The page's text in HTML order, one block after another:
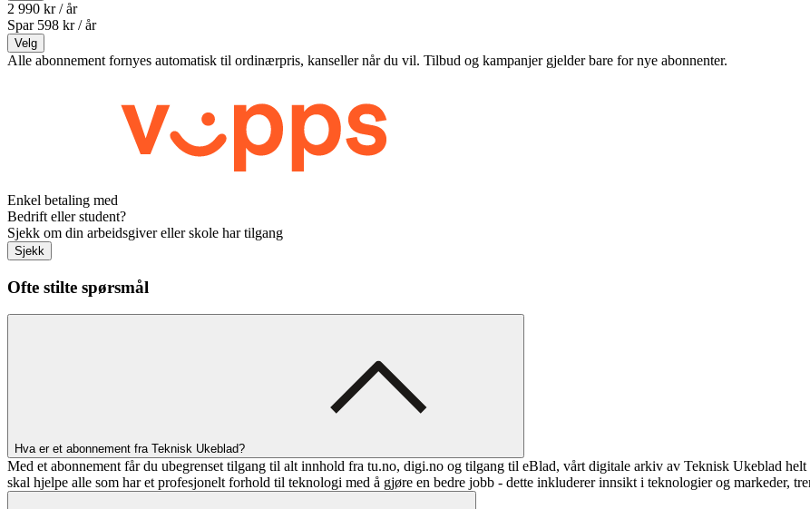
2 990 kr / år
Spar 598 kr /år
Velg
Alle abonnement fornyes automatisk til ordinærpris, kanseller når du vil. Tilbud og kampanjer gjelder bare for nye abonnenter.
Enkel betaling med
Bedrift eller student?
Sjekk om din arbeidsgiver eller skole har tilgang
Sjekk
Ofte stilte spørsmål
Hva er et abonnement fra Teknisk Ukeblad?
Med et abonnement får du ubegrenset tilgang til alt innhold fra tu.no, digi.no og tilgang til eBlad, vårt digitale arkiv av Teknisk Ukeblad
skal hjelpe alle som har et profesjonelt forhold til teknologi med å gjøre en bedre jobb - dette inkluderer innsikt i teknologier og markeder,